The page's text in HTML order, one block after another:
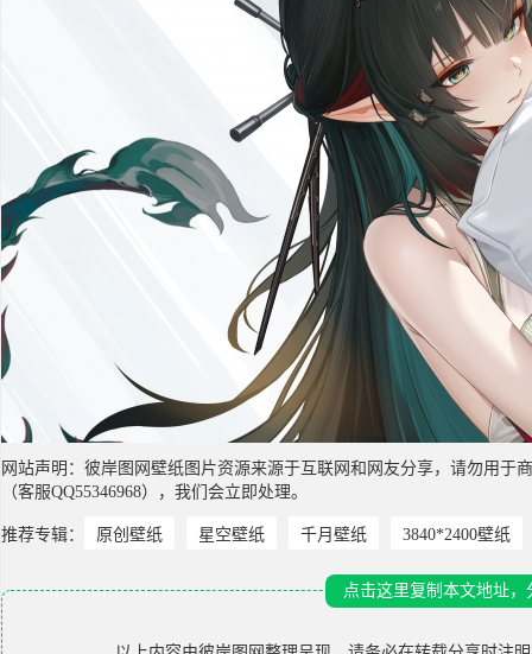
网站声明：彼岸图网壁纸图片资源来源于互联网和网友分享，请勿用
（客服QQ55346968），我们会立即处理。
推荐专辑： 原创壁纸 星空壁纸 千月壁纸 3840*2400壁纸
点击这里复制本文地址